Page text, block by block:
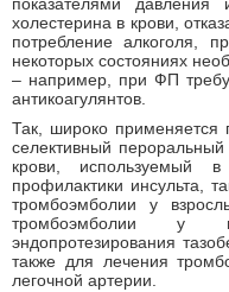
показателями
холестерина в крови,
потребление алкоголя,
некоторых состояниях
– например, при ФП
антикоагулянтов.
Так, широко применяется
селективный
крови, используемый
профилактики инсульта,
тромбоэмболии у
тромбоэмболии у
эндопротезирования
также для лечения
легочной артерии.